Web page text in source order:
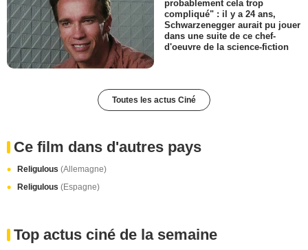
probablement cela trop
compliqué" : il y a 24 ans,
Schwarzenegger aurait pu jouer
dans une suite de ce chef-
d'oeuvre de la science-fiction
Toutes les actus Ciné
Ce film dans d'autres pays
Religulous (Allemagne)
Religulous (Espagne)
Top actus ciné de la semaine